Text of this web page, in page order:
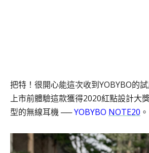
把特！很開心能這次收到YOBYBO的
上市前體驗這款獲得2020紅點設計大
型的無線耳機 ──YOBYBO NOTE20 。